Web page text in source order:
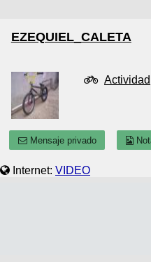
EZEQUIEL_CALETA
Actividad
Mensaje privado
Internet: VIDEO